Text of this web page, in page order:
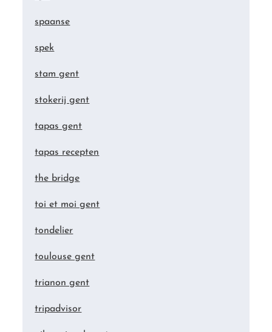
spaanse
spek
stam gent
stokerij gent
tapas gent
tapas recepten
the bridge
toi et moi gent
tondelier
toulouse gent
trianon gent
tripadvisor